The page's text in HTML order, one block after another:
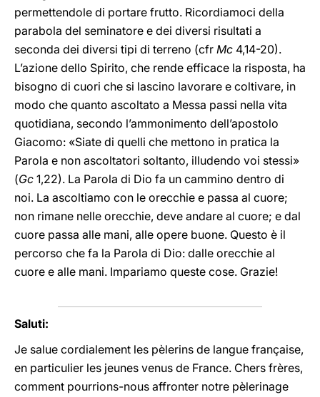
permettendole di portare frutto. Ricordiamoci della
parabola del seminatore e dei diversi risultati a
seconda dei diversi tipi di terreno (cfr Mc 4,14-20).
L’azione dello Spirito, che rende efficace la risposta, ha
bisogno di cuori che si lascino lavorare e coltivare, in
modo che quanto ascoltato a Messa passi nella vita
quotidiana, secondo l’ammonimento dell’apostolo
Giacomo: «Siate di quelli che mettono in pratica la
Parola e non ascoltatori soltanto, illudendo voi stessi»
(Gc 1,22). La Parola di Dio fa un cammino dentro di
noi. La ascoltiamo con le orecchie e passa al cuore;
non rimane nelle orecchie, deve andare al cuore; e dal
cuore passa alle mani, alle opere buone. Questo è il
percorso che fa la Parola di Dio: dalle orecchie al
cuore e alle mani. Impariamo queste cose. Grazie!
Saluti:
Je salue cordialement les pèlerins de langue française,
en particulier les jeunes venus de France. Chers frères,
comment pourrions-nous affronter notre pèlerinage